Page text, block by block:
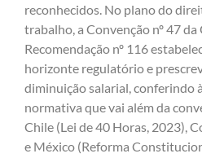
reconhecidos. No plano do
trabalho, a Convenção nº 47 da
Recomendação nº 116
horizonte regulatório e
diminuição salarial, conferindo
normativa que vai além da
Chile (Lei de 40 Horas, 2023),
e México (Reforma